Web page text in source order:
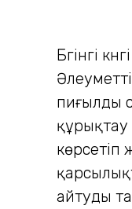
Бүгінгі
пиғылды
айтуды